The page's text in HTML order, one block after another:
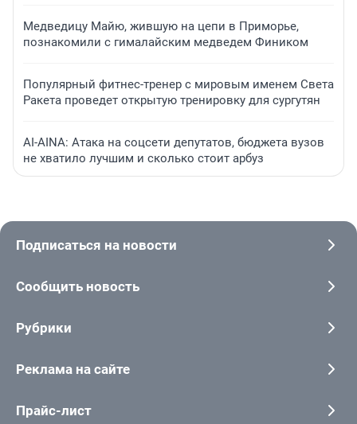
Медведицу Майю, жившую на цепи в Приморье,
познакомили с гималайским медведем Фиником
Популярный фитнес-тренер с мировым именем Света
Ракета проведет открытую тренировку для сургутян
AI-AINA: Атака на соцсети депутатов, бюджета вузов
не хватило лучшим и сколько стоит арбуз
Подписаться на новости
Сообщить новость
Рубрики
Реклама на сайте
Прайс-лист